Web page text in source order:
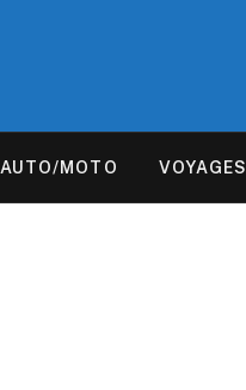
AUTO/MOTO VOYAGES